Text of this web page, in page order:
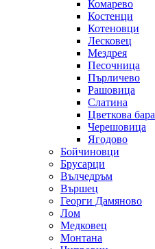
Комарево
Костенци
Котеновци
Лесковец
Мездрея
Песочница
Пърличево
Рашовица
Слатина
Цветкова бара
Черешовица
Ягодово
Бойчиновци
Брусарци
Вълчедръм
Вършец
Георги Дамяново
Лом
Медковец
Монтана